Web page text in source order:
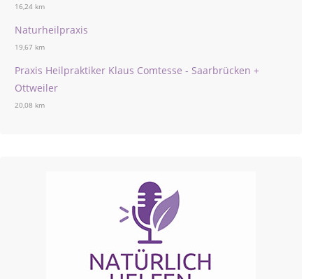
16,24 km
Naturheilpraxis
19,67 km
Praxis Heilpraktiker Klaus Comtesse - Saarbrücken +
Ottweiler
20,08 km